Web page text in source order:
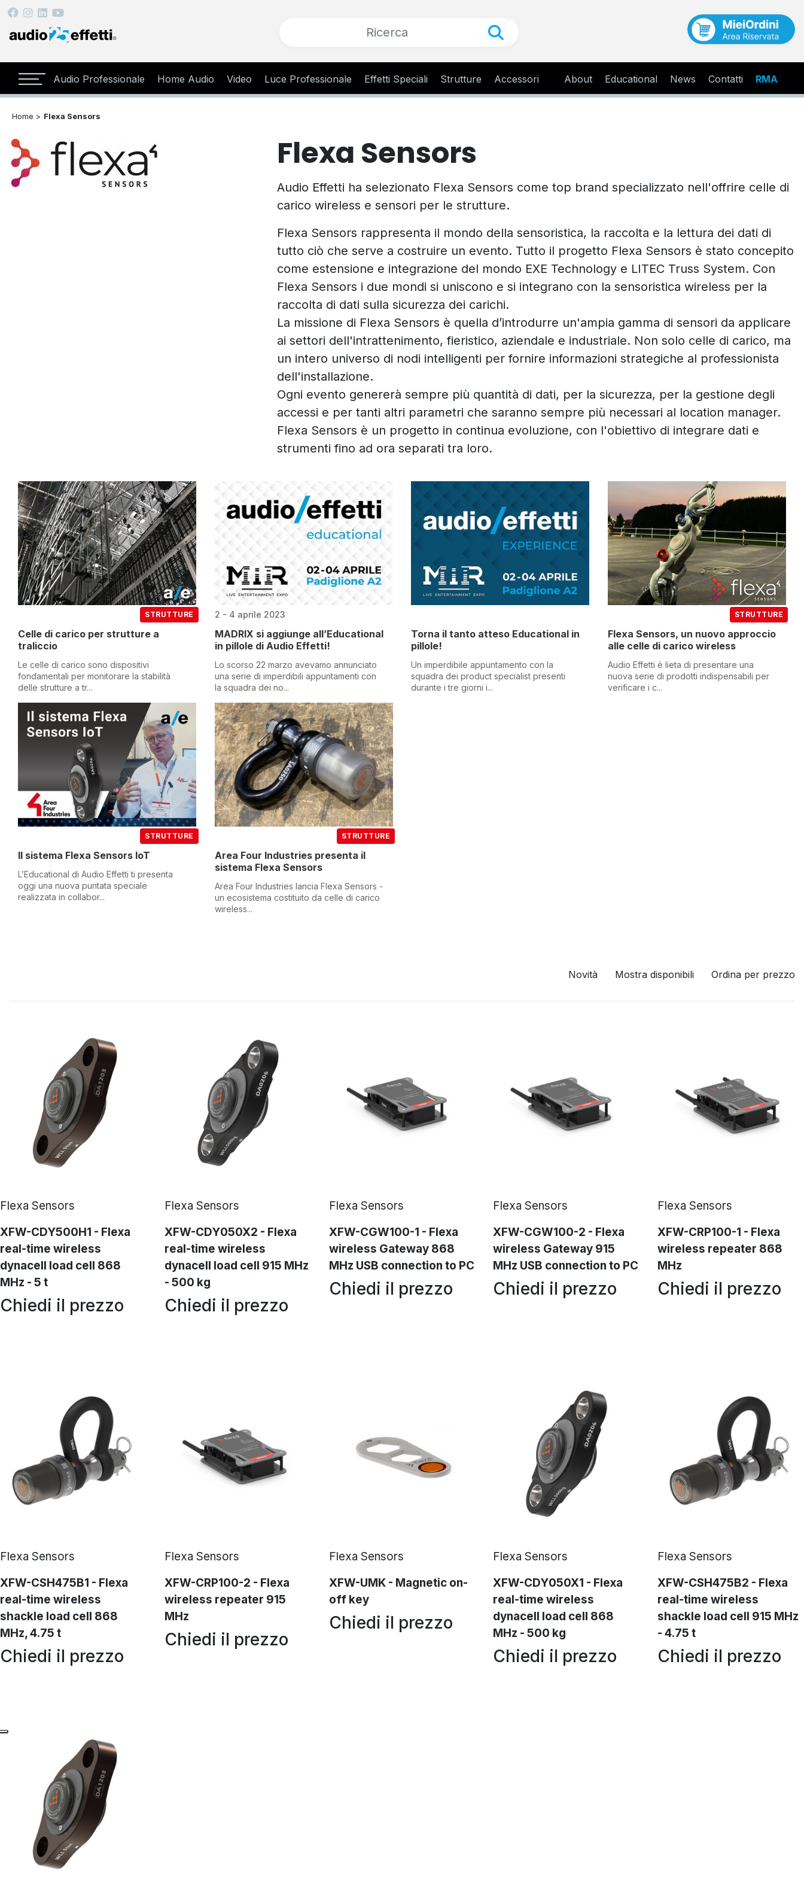
Audio Professionale Home Audio Video Luce Professionale Effetti Speciali Strutture Accessori About Educational News Contatti RMA
Home > Flexa Sensors
Flexa Sensors
Audio Effetti ha selezionato Flexa Sensors come top brand specializzato nell'offrire celle di
carico wireless e sensori per le strutture.
Flexa Sensors rappresenta il mondo della sensoristica, la raccolta e la lettura dei dati di
tutto ciò che serve a costruire un evento. Tutto il progetto Flexa Sensors è stato concepito
come estensione e integrazione del mondo EXE Technology e LITEC Truss System. Con
Flexa Sensors i due mondi si uniscono e si integrano con la sensoristica wireless per la
raccolta di dati sulla sicurezza dei carichi.
La missione di Flexa Sensors è quella d’introdurre un'ampia gamma di sensori da applicare
ai settori dell'intrattenimento, fieristico, aziendale e industriale. Non solo celle di carico, ma
un intero universo di nodi intelligenti per fornire informazioni strategiche al professionista
dell'installazione.
Ogni evento genererà sempre più quantità di dati, per la sicurezza, per la gestione degli
accessi e per tanti altri parametri che saranno sempre più necessari al location manager.
Flexa Sensors è un progetto in continua evoluzione, con l'obiettivo di integrare dati e
strumenti fino ad ora separati tra loro.
STRUTTURE
Celle di carico per strutture a
traliccio
Le celle di carico sono dispositivi
fondamentali per monitorare la stabilità
delle strutture a tr...
2 - 4 aprile 2023
MADRIX si aggiunge all’Educational
in pillole di Audio Effetti!
Lo scorso 22 marzo avevamo annunciato
una serie di imperdibili appuntamenti con
la squadra dei no...
Torna il tanto atteso Educational in
pillole!
Un imperdibile appuntamento con la
squadra dei product specialist presenti
durante i tre giorni i...
STRUTTURE
Flexa Sensors, un nuovo approccio
alle celle di carico wireless
Audio Effetti è lieta di presentare una
nuova serie di prodotti indispensabili per
verificare i c...
STRUTTURE
Il sistema Flexa Sensors IoT
L’Educational di Audio Effetti ti presenta
oggi una nuova puntata speciale
realizzata in collabor...
STRUTTURE
Area Four Industries presenta il
sistema Flexa Sensors
Area Four Industries lancia Flexa Sensors -
un ecosistema costituito da celle di carico
wireless...
Novità Mostra disponibili Ordina per prezzo
Flexa Sensors
XFW-CDY500H1 - Flexa
real-time wireless
dynacell load cell 868
MHz - 5 t
Chiedi il prezzo
Flexa Sensors
XFW-CDY050X2 - Flexa
real-time wireless
dynacell load cell 915 MHz
- 500 kg
Chiedi il prezzo
Flexa Sensors
XFW-CGW100-1 - Flexa
wireless Gateway 868
MHz USB connection to PC
Chiedi il prezzo
Flexa Sensors
XFW-CGW100-2 - Flexa
wireless Gateway 915
MHz USB connection to PC
Chiedi il prezzo
Flexa Sensors
XFW-CRP100-1 - Flexa
wireless repeater 868
MHz
Chiedi il prezzo
Flexa Sensors
XFW-CSH475B1 - Flexa
real-time wireless
shackle load cell 868
MHz, 4.75 t
Chiedi il prezzo
Flexa Sensors
XFW-CRP100-2 - Flexa
wireless repeater 915
MHz
Chiedi il prezzo
Flexa Sensors
XFW-UMK - Magnetic on-
off key
Chiedi il prezzo
Flexa Sensors
XFW-CDY050X1 - Flexa
real-time wireless
dynacell load cell 868
MHz - 500 kg
Chiedi il prezzo
Flexa Sensors
XFW-CSH475B2 - Flexa
real-time wireless
shackle load cell 915 MHz
- 4.75 t
Chiedi il prezzo